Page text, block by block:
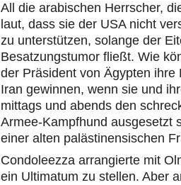
All die arabischen Herrscher,
laut, dass sie der USA nicht
zu unterstützen, solange der
Besatzungstumor fließt. Wie
der Präsident von Ägypten
Iran gewinnen, wenn sie und
mittags und abends den
Armee-Kampfhund ausgesetzt
einer alten palästinensischen
Condoleezza arrangierte mit
ein Ultimatum zu stellen. Aber